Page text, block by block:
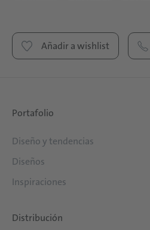
Añadir a wishlist
Portafolio
Diseño y tendencias
Diseños
Inspiraciones
Distribución